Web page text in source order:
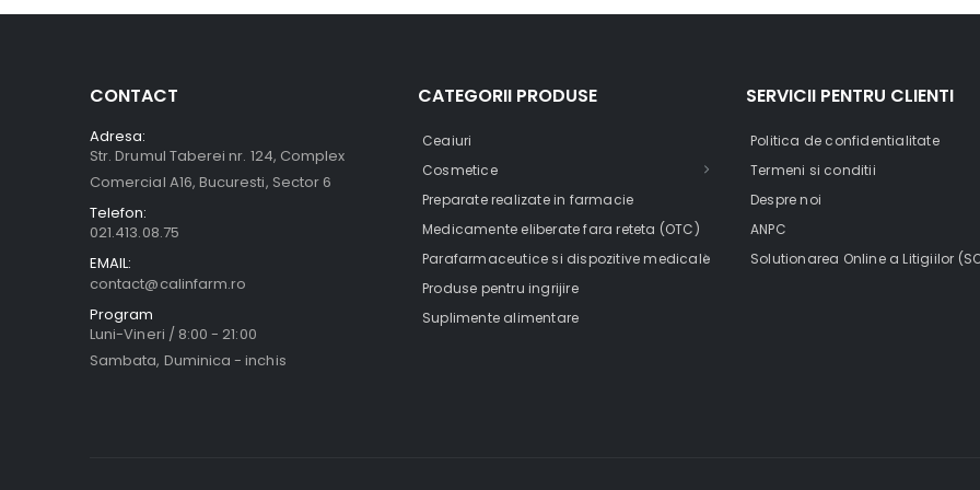
CONTACT
Adresa:
Str. Drumul Taberei nr. 124, Complex
Comercial A16, Bucuresti, Sector 6
Telefon:
021.413.08.75
EMAIL:
contact@calinfarm.ro
Program
Luni-Vineri / 8:00 - 21:00
Sambata, Duminica - inchis
CATEGORII PRODUSE
Ceaiuri
Cosmetice
Preparate realizate in farmacie
Medicamente eliberate fara reteta (OTC)
Parafarmaceutice si dispozitive medicale
Produse pentru ingrijire
Suplimente alimentare
SERVICII PENTRU CLIENTI
Politica de confidentialitate
Termeni si conditii
Despre noi
ANPC
Solutionarea Online a Litigiilor